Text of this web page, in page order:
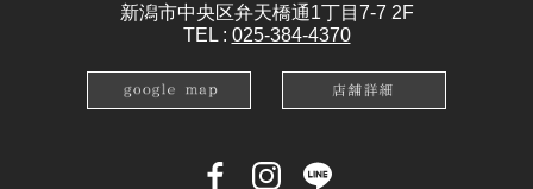
新潟市中央区弁天橋通1丁目7-7 2F
TEL : 025-384-4370